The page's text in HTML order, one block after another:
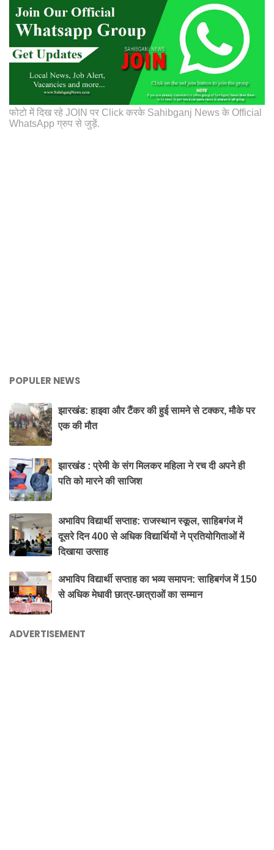
फोटो में दिख रहे JOIN पर Click करके Sahibganj News के Official
WhatsApp ग्रुप से जुड़ें.
POPULER NEWS
झारखंड: हाइवा और टैंकर की हुई सामने से टक्कर, मौके पर
एक की मौत
झारखंड : प्रेमी के संग मिलकर महिला ने रच दी अपने ही
पति को मारने की साजिश
अभाविप विद्यार्थी सप्ताह: राजस्थान स्कूल, साहिबगंज में
दूसरे दिन 400 से अधिक विद्यार्थियों ने प्रतियोगिताओं में
दिखाया उत्साह
अभाविप विद्यार्थी सप्ताह का भव्य समापन: साहिबगंज में 150
से अधिक मेधावी छात्र-छात्राओं का सम्मान
ADVERTISEMENT